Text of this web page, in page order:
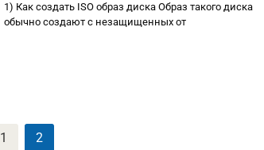
1) Как создать ISO образ диска Образ такого диска
обычно создают с незащищенных от
1 2